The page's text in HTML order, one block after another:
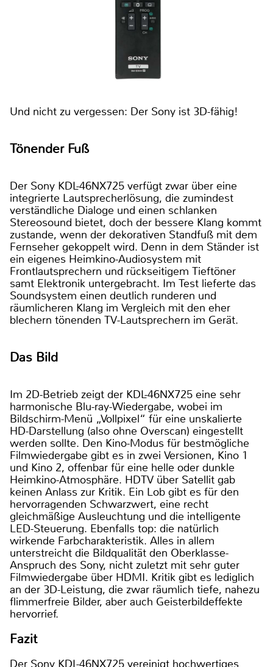
Und nicht zu vergessen: Der Sony ist 3D-fähig!
Tönender Fuß
Der Sony KDL-46NX725 verfügt zwar über eine
integrierte Lautsprecherlösung, die zumindest
verständliche Dialoge und einen schlanken
Stereosound bietet, doch der bessere Klang kommt
zustande, wenn der dekorativen Standfuß mit dem
Fernseher gekoppelt wird. Denn in dem Ständer ist
ein eigenes Heimkino-Audiosystem mit
Frontlautsprechern und rückseitigem Tieftöner
samt Elektronik untergebracht. Im Test lieferte das
Soundsystem einen deutlich runderen und
räumlicheren Klang im Vergleich mit den eher
blechern tönenden TV-Lautsprechern im Gerät.
Das Bild
Im 2D-Betrieb zeigt der KDL-46NX725 eine sehr
harmonische Blu-ray-Wiedergabe, wobei im
Bildschirm-Menü „Vollpixel“ für eine unskalierte
HD-Darstellung (also ohne Overscan) eingestellt
werden sollte. Den Kino-Modus für bestmögliche
Filmwiedergabe gibt es in zwei Versionen, Kino 1
und Kino 2, offenbar für eine helle oder dunkle
Heimkino-Atmosphäre. HDTV über Satellit gab
keinen Anlass zur Kritik. Ein Lob gibt es für den
hervorragenden Schwarzwert, eine recht
gleichmäßige Ausleuchtung und die intelligente
LED-Steuerung. Ebenfalls top: die natürlich
wirkende Farbcharakteristik. Alles in allem
unterstreicht die Bildqualität den Oberklasse-
Anspruch des Sony, nicht zuletzt mit sehr guter
Filmwiedergabe über HDMI. Kritik gibt es lediglich
an der 3D-Leistung, die zwar räumlich tiefe, nahezu
flimmerfreie Bilder, aber auch Geisterbildeffekte
hervorrief.
Fazit
Der Sony KDL-46NX725 vereinigt hochwertiges